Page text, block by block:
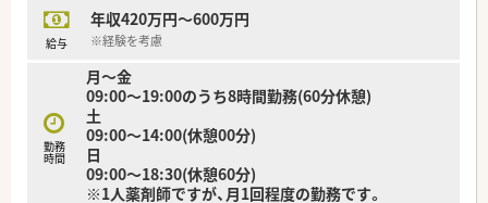
給与
年収420万円～600万円
※経験を考慮
勤務
時間
月～金
09:00～19:00のうち8時間勤務(60分休憩)
土
09:00～14:00(休憩00分)
日
09:00～18:30(休憩60分)
※1人薬剤師ですが、月1回程度の勤務です。